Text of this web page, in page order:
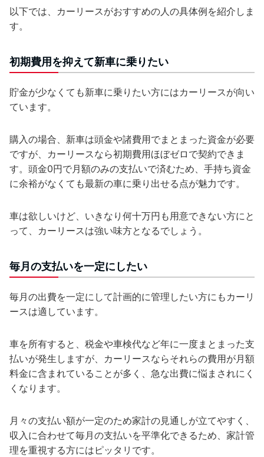
以下では、カーリースがおすすめの人の具体例を紹介しま
す。
初期費用を抑えて新車に乗りたい
貯金が少なくても新車に乗りたい方にはカーリースが向い
ています。
購入の場合、新車は頭金や諸費用でまとまった資金が必要
ですが、カーリースなら初期費用ほぼゼロで契約できま
す。頭金0円で月額のみの支払いで済むため、手持ち資金
に余裕がなくても最新の車に乗り出せる点が魅力です。
車は欲しいけど、いきなり何十万円も用意できない方にと
って、カーリースは強い味方となるでしょう。
毎月の支払いを一定にしたい
毎月の出費を一定にして計画的に管理したい方にもカーリ
ースは適しています。
車を所有すると、税金や車検代など年に一度まとまった支
払いが発生しますが、カーリースならそれらの費用が月額
料金に含まれていることが多く、急な出費に悩まされにく
くなります。
月々の支払い額が一定のため家計の見通しが立てやすく、
収入に合わせて毎月の支払いを平準化できるため、家計管
理を重視する方にはピッタリです。